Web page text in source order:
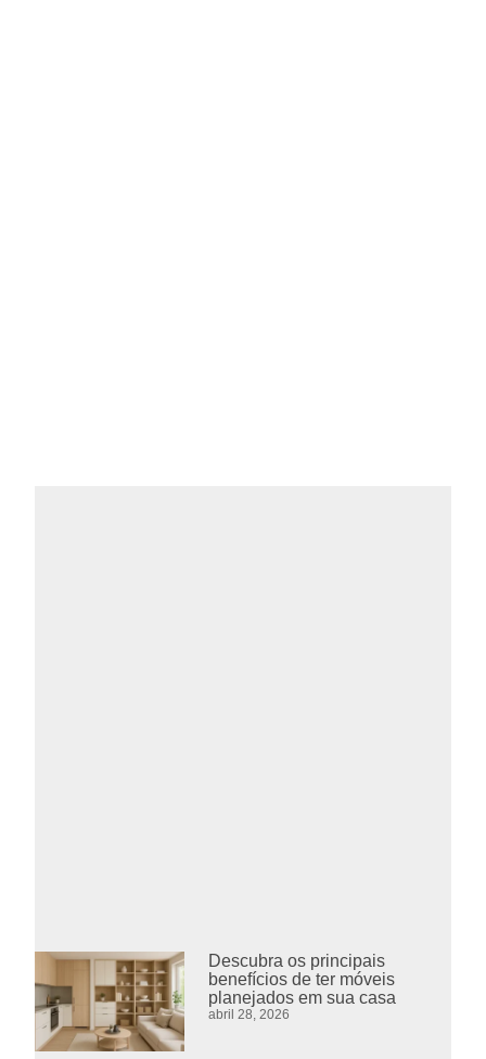
Descubra os principais
benefícios de ter móveis
planejados em sua casa
abril 28, 2026